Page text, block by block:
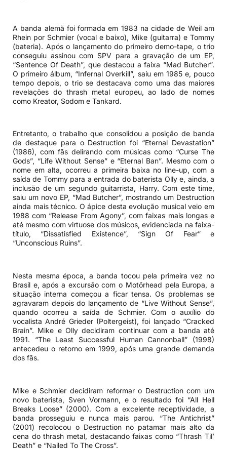
A banda alemã foi formada em 1983 na cidade de Weil am
Rhein por Schmier (vocal e baixo), Mike (guitarra) e Tommy
(bateria). Após o lançamento do primeiro demo-tape, o trio
conseguiu assinou com SPV para a gravação de um EP,
“Sentence Of Death”, que destacou a faixa “Mad Butcher”.
O primeiro álbum, “Infernal Overkill”, saiu em 1985 e, pouco
tempo depois, o trio se destacava como uma das maiores
revelações do thrash metal europeu, ao lado de nomes
como Kreator, Sodom e Tankard.
Entretanto, o trabalho que consolidou a posição de banda
de destaque para o Destruction foi “Eternal Devastation”
(1986), com fãs delirando com músicas como “Curse The
Gods”, “Life Without Sense” e “Eternal Ban”. Mesmo com o
nome em alta, ocorreu a primeira baixa no line-up, com a
saída de Tommy para a entrada do baterista Olly e, ainda, a
inclusão de um segundo guitarrista, Harry. Com este time,
saiu um novo EP, “Mad Butcher”, mostrando um Destruction
ainda mais técnico. O ápice desta evolução musical veio em
1988 com “Release From Agony”, com faixas mais longas e
até mesmo com virtuose dos músicos, evidenciada na faixa-
título, “Dissatisfied Existence”, “Sign Of Fear” e
“Unconscious Ruins”.
Nesta mesma época, a banda tocou pela primeira vez no
Brasil e, após a excursão com o Motörhead pela Europa, a
situação interna começou a ficar tensa. Os problemas se
agravaram depois do lançamento de “Live Without Sense”,
quando ocorreu a saída de Schmier. Com o auxílio do
vocalista André Grieder (Poltergeist), foi lançado “Cracked
Brain”. Mike e Olly decidiram continuar com a banda até
1991. “The Least Successful Human Cannonball” (1998)
antecedeu o retorno em 1999, após uma grande demanda
dos fãs.
Mike e Schmier decidiram reformar o Destruction com um
novo baterista, Sven Vormann, e o resultado foi “All Hell
Breaks Loose” (2000). Com a excelente receptividade, a
banda prosseguiu e nunca mais parou. “The Antichrist”
(2001) recolocou o Destruction no patamar mais alto da
cena do thrash metal, destacando faixas como “Thrash Til’
Death” e “Nailed To The Cross”.